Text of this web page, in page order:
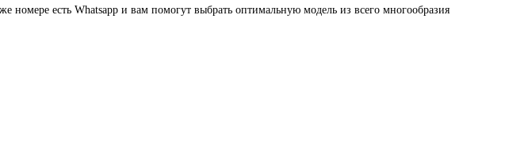
есть Whatsapp и вам помогут выбрать оптимальную модель из всего многообразия